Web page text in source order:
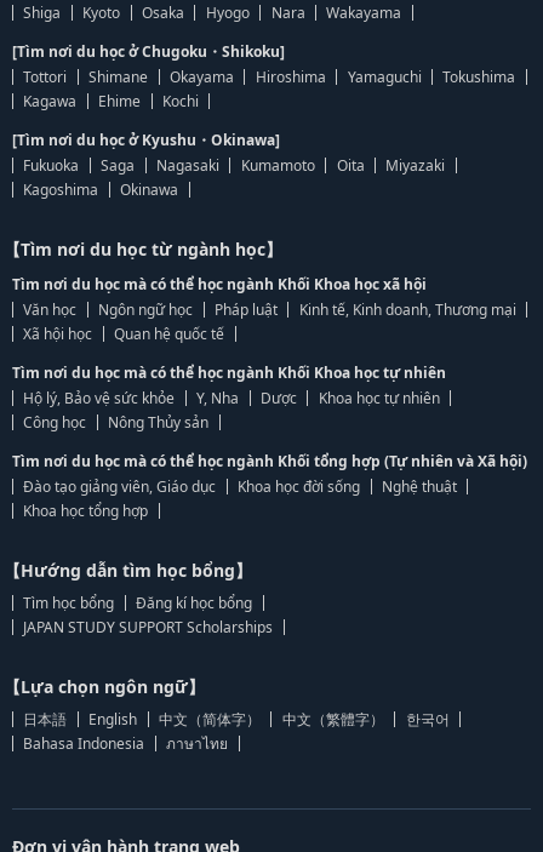
Shiga
Kyoto Osaka Hyogo Nara
Wakayama
[Tìm nơi du học ở Chugoku・Shikoku]
Tottori
Shimane Okayama Hiroshima Yamaguchi
Tokushima
Kagawa
Ehime
Kochi
[Tìm nơi du học ở Kyushu・Okinawa]
Fukuoka
Saga Nagasaki Kumamoto Oita
Miyazaki
Kagoshima
Okinawa
【Tìm nơi du học từ ngành học】
Tìm nơi du học mà có thể học ngành Khối Khoa học xã hội
Văn học
Ngôn ngữ học Pháp luật
Kinh tế, Kinh doanh, Thương mại
Xã hội học
Quan hệ quốc tế
Tìm nơi du học mà có thể học ngành Khối Khoa học tự nhiên
Hộ lý, Bảo vệ sức khỏe
Y, Nha Dược
Khoa học tự nhiên
Công học
Nông Thủy sản
Tìm nơi du học mà có thể học ngành Khối tổng hợp (Tự nhiên và Xã hội)
Đào tạo giảng viên, Giáo dục
Khoa học đời sống
Nghệ thuật
Khoa học tổng hợp
【Hướng dẫn tìm học bổng】
Tìm học bổng
Đăng kí học bổng
JAPAN STUDY SUPPORT Scholarships
【Lựa chọn ngôn ngữ】
日本語 English 中文（简体字） 中文（繁體字）
한국어
Bahasa Indonesia
ภาษาไทย
Đơn vị vận hành trang web